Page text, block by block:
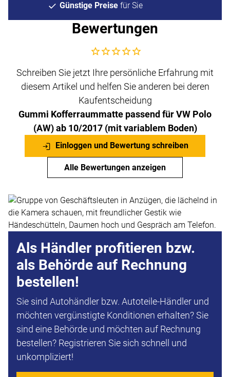
Günstige Preise für Sie
Bewertungen
Noch keine Bewertungen abgegeben
Schreiben Sie jetzt Ihre persönliche Erfahrung mit
diesem Artikel und helfen Sie anderen bei deren
Kaufentscheidung
Gummi Kofferraummatte passend für VW Polo
(AW) ab 10/2017 (mit variablem Boden)
Einloggen und Bewertung schreiben
Alle Bewertungen anzeigen
Als Händler profitieren bzw.
als Behörde auf Rechnung
bestellen!
Sie sind Autohändler bzw. Autoteile-Händler und
möchten vergünstigte Konditionen erhalten? Sie
sind eine Behörde und möchten auf Rechnung
bestellen? Registrieren Sie sich schnell und
unkompliziert!